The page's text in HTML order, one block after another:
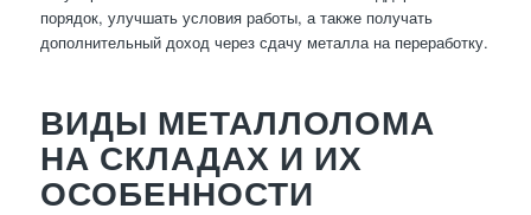
порядок, улучшать условия работы, а также получать
дополнительный доход через сдачу металла на переработку.
ВИДЫ МЕТАЛЛОЛОМА
НА СКЛАДАХ И ИХ
ОСОБЕННОСТИ